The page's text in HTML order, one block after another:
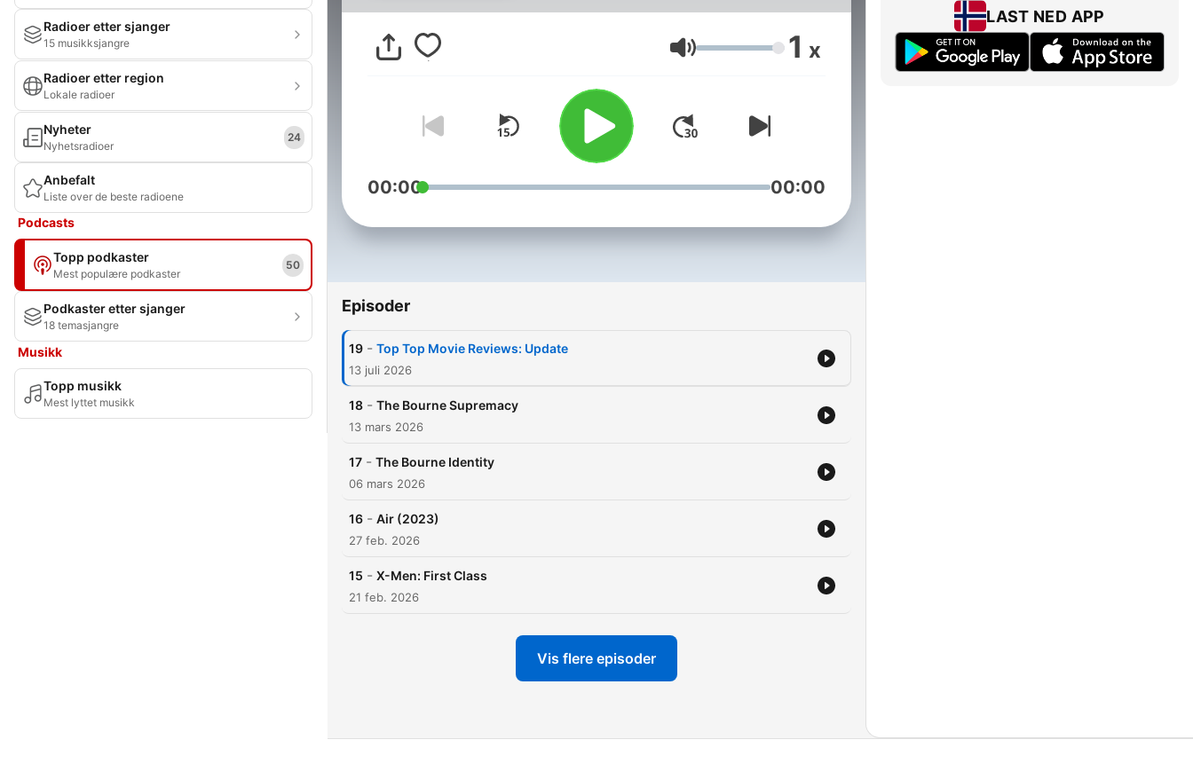
Radioer etter sjanger
15 musikksjangre
Radioer etter region
Lokale radioer
Nyheter
Nyhetsradioer
24
Anbefalt
Liste over de beste radioene
Podcasts
Topp podkaster
Mest populære podkaster
50
Podkaster etter sjanger
18 temasjangre
Musikk
Topp musikk
Mest lyttet musikk
Volum 1 x
00:00 00:00
Episoder
19 - Top Top Movie Reviews: Update
13 juli 2026
18 - The Bourne Supremacy
13 mars 2026
17 - The Bourne Identity
06 mars 2026
16 - Air (2023)
27 feb. 2026
15 - X-Men: First Class
21 feb. 2026
Vis flere episoder
LAST NED APP